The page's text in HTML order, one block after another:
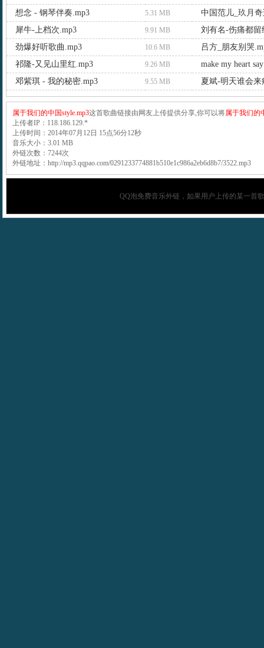
想念 - 钢琴伴奏.mp3
5.31 MB
中国范儿_玖月奇
犀牛-上档次.mp3
9.91 MB
刘有名-伤痛都留
劲爆好听歌曲.mp3
10.6 MB
吕方_朋友别哭
祁隆-又见山里红.mp3
9.26 MB
make my heart
邓紫琪 - 我的秘密.mp3
9.55 MB 夏斌-明天谁会来
属于我们的中国style.mp3这首歌曲链接由网友上传提供分享,你可以将属于我们的
上传者IP：118.186.129.*
上传时间：2014年07月12日 15点56分12秒
音乐大小：3.01 MB
外链次数：7244次
外链地址：http://mp3.qqpao.com/0291233774881b510e1c986a2eb6d8b7/3522.mp3
QQ泡免费音乐外链，如果用户上传的某一首